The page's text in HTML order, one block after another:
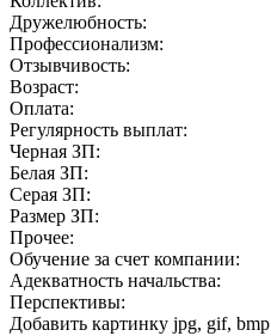
Дружелюбность:
Профессионализм:
Отзывчивость:
Возраст:
Оплата:
Регулярность выплат:
Черная ЗП:
Белая ЗП:
Серая ЗП:
Размер ЗП:
Прочее:
Обучение за счет компании:
Адекватность начальства:
Перспективы:
Добавить картинку jpg, gif, bmp